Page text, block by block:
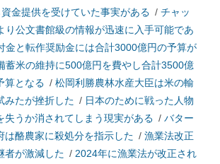
金提供を受けていた事実がある / チャッ
り公文書館級の情報が迅速に入手可能であ
金と転作奨励金には合計3000億円の予算が
蓄米の維持に500億円を費やし合計3500億
算となる / 松岡利勝農林水産大臣は米の輸
みたが挫折した / 日本のために戦った人物
失うか消されてしまう現実がある / バター
は酪農家に殺処分を指示した / 漁業法改正
者が激減した / 2024年に漁業法が改正され